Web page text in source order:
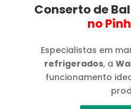
Conserto de
no
Especialistas em
refrigerados, a
funcionamento